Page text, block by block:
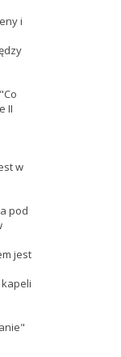
i
II
w
pod
jest